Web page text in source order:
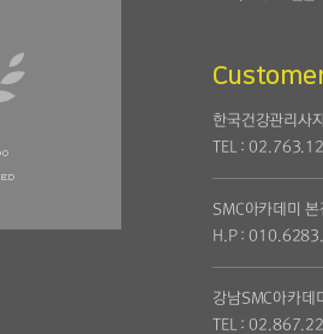
한국건강관리사
TEL :
SMC아카데미 본
H.P :
강남SMC아카데
TEL :